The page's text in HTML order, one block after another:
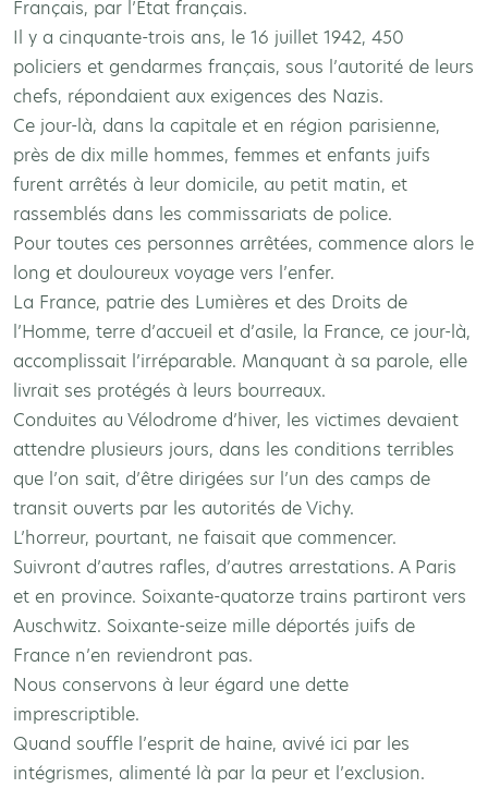
Français, par l’Etat français.
Il y a cinquante-trois ans, le 16 juillet 1942, 450
policiers et gendarmes français, sous l’autorité de leurs
chefs, répondaient aux exigences des Nazis.
Ce jour-là, dans la capitale et en région parisienne,
près de dix mille hommes, femmes et enfants juifs
furent arrêtés à leur domicile, au petit matin, et
rassemblés dans les commissariats de police.
Pour toutes ces personnes arrêtées, commence alors le
long et douloureux voyage vers l’enfer.
La France, patrie des Lumières et des Droits de
l’Homme, terre d’accueil et d’asile, la France, ce jour-là,
accomplissait l’irréparable. Manquant à sa parole, elle
livrait ses protégés à leurs bourreaux.
Conduites au Vélodrome d’hiver, les victimes devaient
attendre plusieurs jours, dans les conditions terribles
que l’on sait, d’être dirigées sur l’un des camps de
transit ouverts par les autorités de Vichy.
L’horreur, pourtant, ne faisait que commencer.
Suivront d’autres rafles, d’autres arrestations. A Paris
et en province. Soixante-quatorze trains partiront vers
Auschwitz. Soixante-seize mille déportés juifs de
France n’en reviendront pas.
Nous conservons à leur égard une dette
imprescriptible.
Quand souffle l’esprit de haine, avivé ici par les
intégrismes, alimenté là par la peur et l’exclusion.